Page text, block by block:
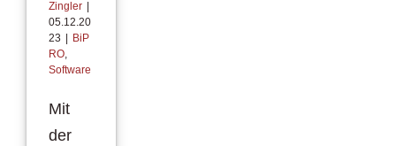
Zingler
05.12.20
23
BiP
RO,
Software
Mit
der